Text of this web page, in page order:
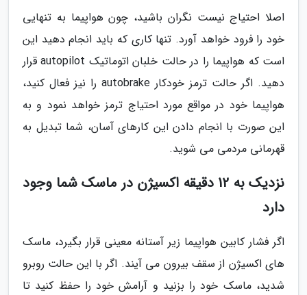
اصلا احتیاج نیست نگران باشید، چون هواپیما به تنهایی
خود را فرود خواهد آورد. تنها کاری که باید انجام دهید این
است که هواپیما را در حالت خلبان اتوماتیک autopilot قرار
دهید. اگر حالت ترمز خودکار autobrake را نیز فعال کنید،
هواپیما خود در مواقع مورد احتیاج ترمز خواهد نمود و به
این صورت با انجام دادن این کارهای آسان، شما تبدیل به
قهرمانی مردمی می شوید.
نزدیک به 12 دقیقه اکسیژن در ماسک شما وجود
دارد
اگر فشار کابین هواپیما زیر آستانه معینی قرار بگیرد، ماسک
های اکسیژن از سقف بیرون می آیند. اگر با این حالت روبرو
شدید، ماسک خود را بزنید و آرامش خود را حفظ کنید تا